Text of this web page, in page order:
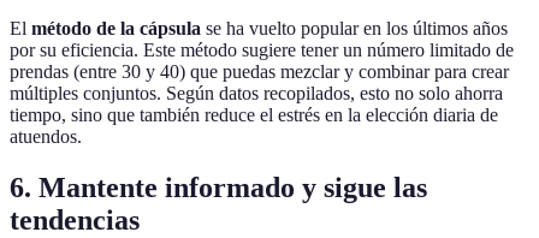
El método de la cápsula se ha vuelto popular en los últimos años
por su eficiencia. Este método sugiere tener un número limitado de
prendas (entre 30 y 40) que puedas mezclar y combinar para crear
múltiples conjuntos. Según datos recopilados, esto no solo ahorra
tiempo, sino que también reduce el estrés en la elección diaria de
atuendos.
6. Mantente informado y sigue las
tendencias